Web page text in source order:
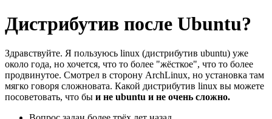
Дистрибутив после Ubuntu?
Здравствуйте. Я пользуюсь linux (дистрибутив ubuntu) уже
около года, но хочется, что то более "жёсткое", что то более
продвинутое. Смотрел в сторону ArchLinux, но установка там
мягко говоря сложновата. Какой дистрибутив linux вы можете
посоветовать, что бы и не ubuntu и не очень сложно.